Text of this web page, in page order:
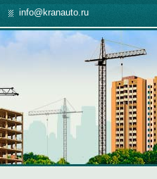
info@kranauto.ru